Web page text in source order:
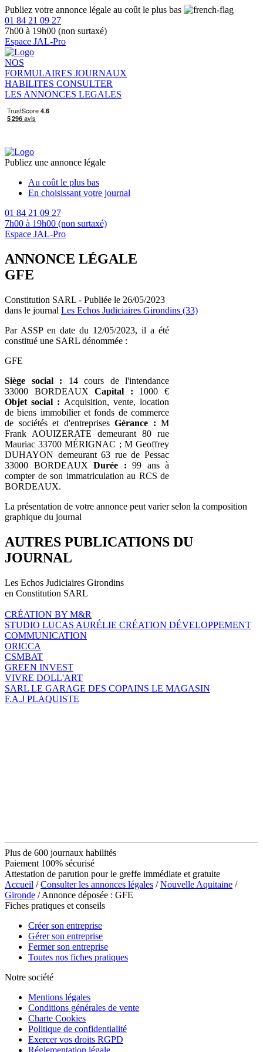
Publiez votre annonce légale au coût le plus bas
01 84 21 09 27
7h00 à 19h00 (non surtaxé)
Espace JAL-Pro
NOS
FORMULAIRES JOURNAUX
HABILITES CONSULTER
LES ANNONCES LEGALES
Publiez une annonce légale
Au coût le plus bas
En choisissant votre journal
01 84 21 09 27
7h00 à 19h00 (non surtaxé)
Espace JAL-Pro
ANNONCE LÉGALE
GFE
Constitution SARL - Publiée le 26/05/2023
dans le journal Les Echos Judiciaires Girondins (33)
Par ASSP en date du 12/05/2023, il a été
constitué une SARL dénommée :
GFE
Siège social : 14 cours de l'intendance
33000 BORDEAUXCapital : 1000 €
Objet social : Acquisition, vente, location
de biens immobilier et fonds de commerce
de sociétés et d'entreprises Gérance : M
Frank AOUIZERATE demeurant 80 rue
Mauriac 33700 MÉRIGNAC ; M Geoffrey
DUHAYON demeurant 63 rue de Pessac
33000 BORDEAUX Durée : 99 ans à
compter de son immatriculation au RCS de
BORDEAUX.
La présentation de votre annonce peut varier selon la composition
graphique du journal
AUTRES PUBLICATIONS DU
JOURNAL
Les Echos Judiciaires Girondins
en Constitution SARL
CRÉATION BY M&R
STUDIO LUCAS AURÉLIE CRÉATION DÉVELOPPEMENT
COMMUNICATION
ORICCA
CSMBAT
GREEN INVEST
VIVRE DOLL'ART
SARL LE GARAGE DES COPAINS LE MAGASIN
F.A.J PLAQUISTE
Plus de 600 journaux habilités
Paiement 100% sécurisé
Attestation de parution pour le greffe immédiate et gratuite
Accueil /Consulter les annonces légales /Nouvelle Aquitaine /
Gironde / Annonce déposée : GFE
Fiches pratiques et conseils
Créer son entreprise
Gérer son entreprise
Fermer son entreprise
Toutes nos fiches pratiques
Notre société
Mentions légales
Conditions générales de vente
Charte Cookies
Politique de confidentialité
Exercer vos droits RGPD
Réglementation légale